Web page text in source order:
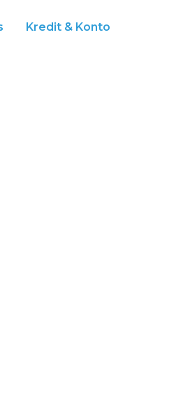
Kredit & Konto